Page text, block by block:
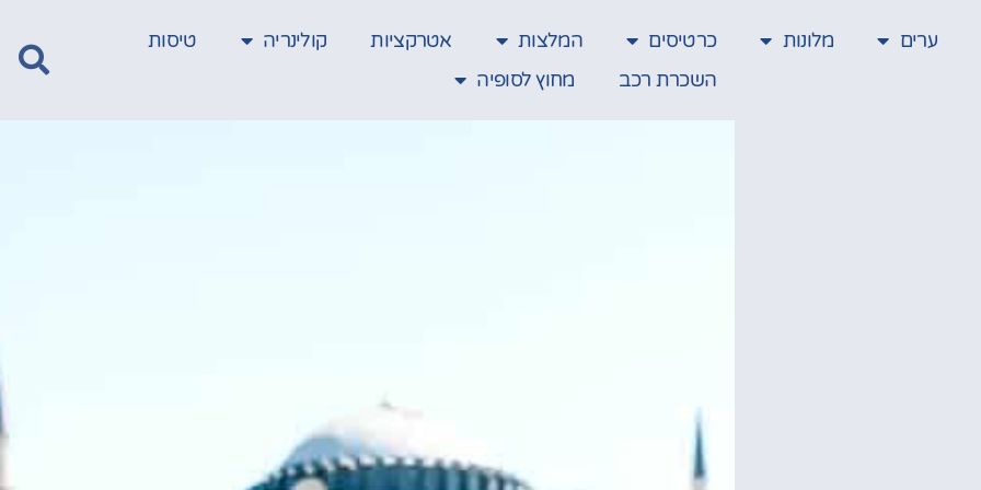
ערים מלונות כרטיסים המלצות אטרקציות קולינריה
טיסות
השכרת רכב
מחוץ לסופיה